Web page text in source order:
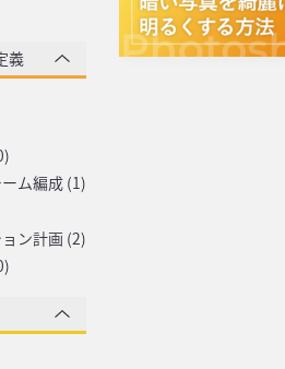
義
ム編成 (1)
ン計画 (2)